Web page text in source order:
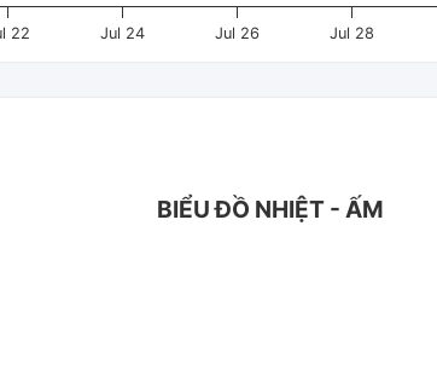
22 Jul 24 Jul 26 Jul 28
BIỂU ĐỒ NHIỆT - ẤM